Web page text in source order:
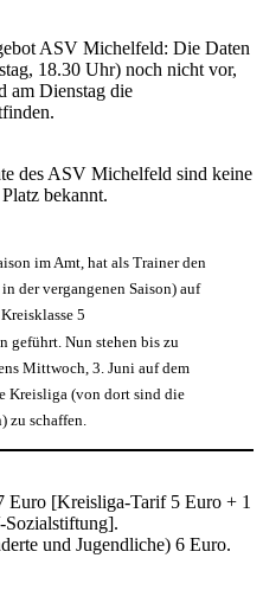
ASV Michelfeld: Die Daten
18.30 Uhr) noch nicht vor,
am Dienstag die
des ASV Michelfeld sind keine
bekannt.
im Amt, hat als Trainer den
der vergangenen Saison) auf
5
geführt. Nun stehen bis zu
Mittwoch, 3. Juni auf dem
Kreisliga (von dort sind die
zu schaffen.
Euro [Kreisliga-Tarif 5 Euro + 1
und Jugendliche) 6 Euro.